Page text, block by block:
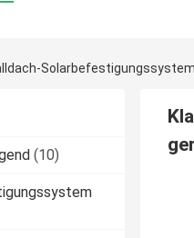
Solarbefestigungssystem
(10)